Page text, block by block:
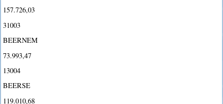
157.726,03
31003
BEERNEM
73.993,47
13004
BEERSE
119.010,68